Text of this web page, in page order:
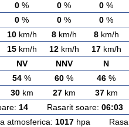
0 % 0 % 0 %
0 % 0 % 0 %
10km/h 8km/h 8km/h
15km/h 12km/h 17km/h
NV NNV N
54 % 60 % 46 %
30km 27km 37km
14Rasarit soare: 06:03
1017hpa